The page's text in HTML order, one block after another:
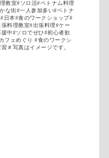
教室#ソロ活#ベトナム料理
な街#一人参加多い#ベトナ
日本#食のワークショップ#
料理教室#出張料理#ケー
中#ソロでぜひ#初心者歓
フェめぐり #食のワークシ
＃写真はイメージです。